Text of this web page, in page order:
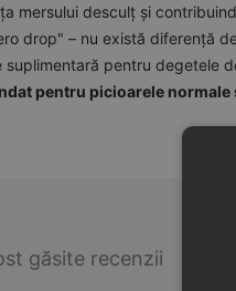
mersului desculț și
drop" – nu există diferență
suplimentară pentru degetele
pentru picioarele normale
găsite recenzii